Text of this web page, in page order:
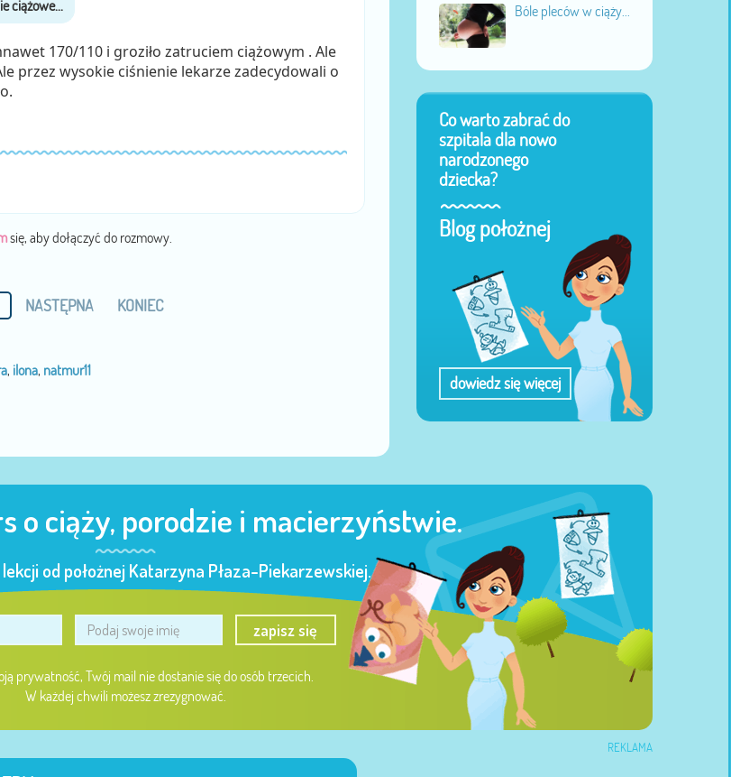
170/110 i groziło zatruciem ciążowym . Ale
przez wysokie ciśnienie lekarze zadecydowali o
się, aby dołączyć do rozmowy.
NASTĘPNA KONIEC
, ilona, natmur11
Bóle pleców w ciąży...
Co warto zabrać do
szpitala dla nowo
narodzonego
dziecka?
Blog położnej
dowiedz się więcej
o ciąży, porodzie i macierzyństwie.
od położnej Katarzyna Płaza-Piekarzewskiej.
zapisz się
prywatność, Twój mail nie dostanie się do osób trzecich.
W każdej chwili możesz zrezygnować.
REKLAMA